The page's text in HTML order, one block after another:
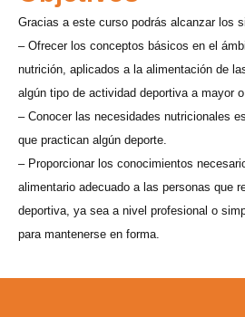
Gracias a este curso podrás alcanzar los
– Ofrecer los conceptos básicos en el
nutrición, aplicados a la alimentación de
algún tipo de actividad deportiva a mayor
– Conocer las necesidades nutricionales
que practican algún deporte.
– Proporcionar los conocimientos
alimentario adecuado a las personas que
deportiva, ya sea a nivel profesional o
para mantenerse en forma.